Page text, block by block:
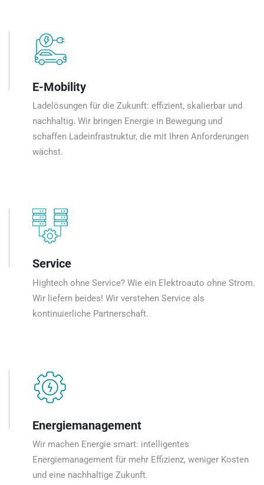
E-Mobility
Ladelösungen für die Zukunft: effizient, skalierbar und
nachhaltig. Wir bringen Energie in Bewegung und
schaffen Ladeinfrastruktur, die mit Ihren Anforderungen
wächst.
Service
Hightech ohne Service? Wie ein Elektroauto ohne Strom.
Wir liefern beides! Wir verstehen Service als
kontinuierliche Partnerschaft.
Energiemanagement
Wir machen Energie smart: intelligentes
Energiemanagement für mehr Effizienz, weniger Kosten
und eine nachhaltige Zukunft.